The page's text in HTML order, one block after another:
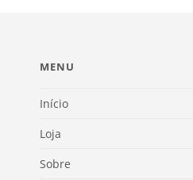
MENU
Início
Loja
Sobre